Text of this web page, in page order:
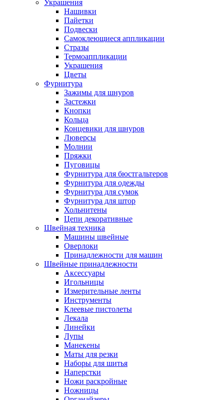
Украшения
Нашивки
Пайетки
Подвески
Самоклеющиеся аппликации
Стразы
Термоаппликации
Украшения
Цветы
Фурнитура
Зажимы для шнуров
Застежки
Кнопки
Кольца
Концевики для шнуров
Люверсы
Молнии
Пряжки
Пуговицы
Фурнитура для бюстгальтеров
Фурнитура для одежды
Фурнитура для сумок
Фурнитура для штор
Хольнитены
Цепи декоративные
Швейная техника
Машины швейные
Оверлоки
Принадлежности для машин
Швейные принадлежности
Аксессуары
Игольницы
Измерительные ленты
Инструменты
Клеевые пистолеты
Лекала
Линейки
Лупы
Манекены
Маты для резки
Наборы для шитья
Наперстки
Ножи раскройные
Ножницы